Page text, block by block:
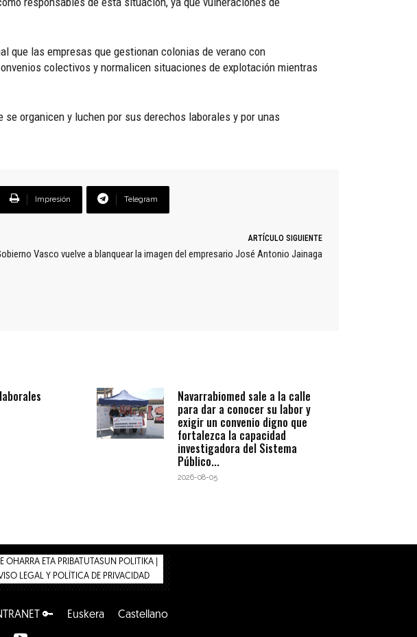
que las empresas que gestionan colonias de verano con
colectivos y normalicen situaciones de explotación mientras
organicen y luchen por sus derechos laborales y por unas
Impresión Telegram
ARTÍCULO SIGUIENTE
Vasco vuelve a blanquear la imagen del empresario José Antonio Jainaga
Navarrabiomed sale a la calle
para dar a conocer su labor y
exigir un convenio digno que
fortalezca la capacidad
investigadora del Sistema
Público...
2026-08-05
OHARRA ETA PRIBATUTASUN POLITIKA |
LEGAL Y POLÍTICA DE PRIVACIDAD
🔑 Euskera Castellano